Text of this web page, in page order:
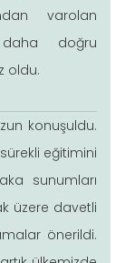
varolan
daha doğru
oldu.
konuşuldu.
eğitimini
sunumları
üzere davetli
önerildi.